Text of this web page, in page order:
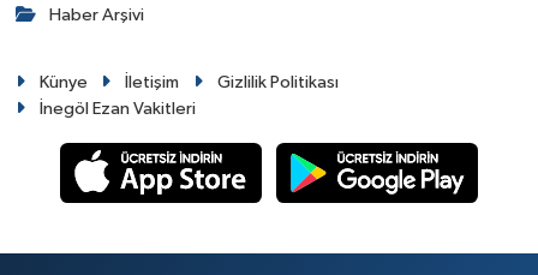
Haber Arşivi
Künye İletişim
Gizlilik Politikası
İnegöl Ezan Vakitleri